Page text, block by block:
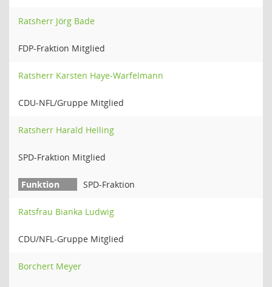
Ratsherr Jörg Bade
FDP-Fraktion Mitglied
Ratsherr Karsten Haye-Warfelmann
CDU-NFL/Gruppe Mitglied
Ratsherr Harald Helling
SPD-Fraktion Mitglied
SPD-Fraktion
Ratsfrau Bianka Ludwig
CDU/NFL-Gruppe Mitglied
Borchert Meyer